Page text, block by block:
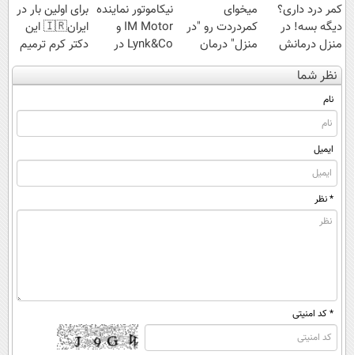
کمر درد داری؟
دیگه بسه! در
منزل درمانش
کن
(◀پرسش‌نامه)
میخوای
کمردردت رو "در
منزل" درمان
کنی؟ (◂فیلم +
◂پرسش‌نامه)
نیکاموتور نماینده
IM Motor و
Lynk&Co در
ایران
برای اولین بار در
ایران🇮🇷 این
دکتر کرم ترمیم
کننده 23 روزه
ساخت!
نظر شما
نام
ایمیل
* نظر
* کد امنیتی